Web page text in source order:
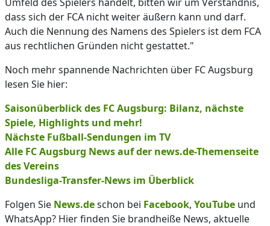
dass sich der FCA nicht weiter äußern kann und darf.
Auch die Nennung des Namens des Spielers ist dem FCA
aus rechtlichen Gründen nicht gestattet."
Noch mehr spannende Nachrichten über FC Augsburg
lesen Sie hier:
Saisonüberblick des FC Augsburg: Bilanz, nächste
Spiele, Highlights und mehr!
Nächste Fußball-Sendungen im TV
Alle FC Augsburg News auf der news.de-Themenseite
des Vereins
Bundesliga-Transfer-News im Überblick
Folgen Sie News.deschon bei Facebook, YouTube und
WhatsApp? Hier finden Sie brandheiße News, aktuelle